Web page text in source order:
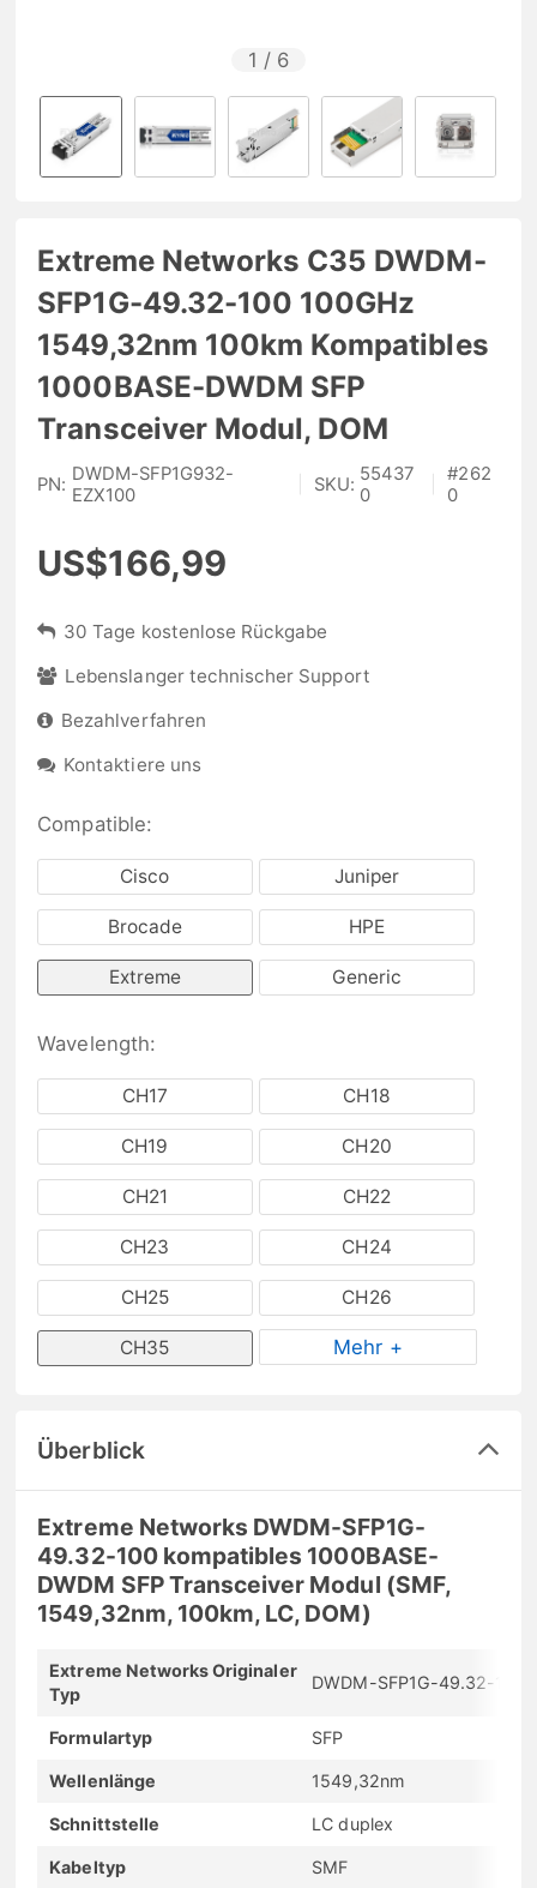
1 / 6
Extreme Networks C35 DWDM-
SFP1G-49.32-100 100GHz
1549,32nm 100km Kompatibles
1000BASE-DWDM SFP
Transceiver Modul, DOM
PN: DWDM-SFP1G932-
EZX100
SKU: 55437
0
#262
0
US$166,99
30 Tage kostenlose Rückgabe
Lebenslanger technischer Support
Bezahlverfahren
Kontaktiere uns
Compatible:
Cisco Juniper
Brocade HPE
Extreme Generic
Wavelength:
CH17 CH18
CH19 CH20
CH21 CH22
CH23 CH24
CH25 CH26
CH35 Mehr +
Überblick
Extreme Networks DWDM-SFP1G-
49.32-100 kompatibles 1000BASE-
DWDM SFP Transceiver Modul (SMF,
1549,32nm, 100km, LC, DOM)
Extreme Networks Originaler
Typ
DWDM-SFP1G-49.32-100
Formulartyp SFP
Wellenlänge 1549,32nm
Schnittstelle LC duplex
Kabeltyp SMF